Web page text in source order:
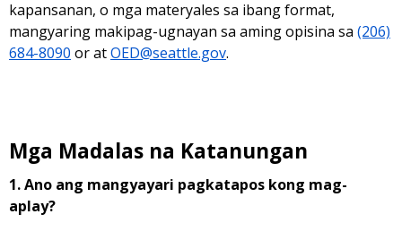
kapansanan, o mga materyales sa ibang format,
mangyaring makipag-ugnayan sa aming opisina sa (206)
684-8090 or atOED@seattle.gov.
Mga Madalas na Katanungan
1. Ano ang mangyayari pagkatapos kong mag-
aplay?